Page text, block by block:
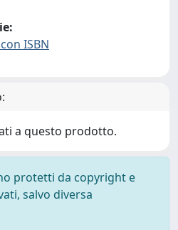
ISBN
a questo prodotto.
protetti da copyright e
salvo diversa